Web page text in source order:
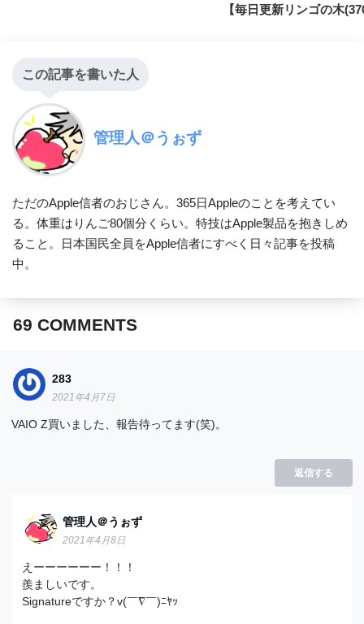
【毎日更新リンゴの木
この記事を書いた人
管理人＠うぉず
ただのApple信者のおじさん。365日Appleのことを考えてい
る。体重はりんご80個分くらい。特技はApple製品を抱きしめ
ること。日本国民全員をApple信者にすべく日々記事を投稿
中。
69 COMMENTS
283
2021年4月7日
VAIO Z買いました、報告待ってます(笑)。
返信する
管理人＠うぉず
2021年4月8日
えーーーーーー！！！
羨ましいです。
Signatureですか？v(￣∇￣)ﾆﾔｯ